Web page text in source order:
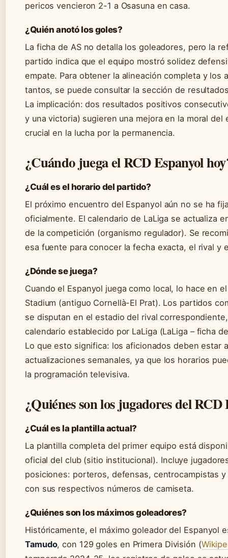
pericos vencieron 2-1 a Osasuna en casa.
¿Quién anotó los goles?
La ficha de AS no detalla los goleadores, pero la
partido indica que el equipo mostró solidez
empate. Para obtener la alineación completa y los
tantos, se puede consultar la sección de
La implicación: dos resultados positivos
y una victoria) sugieren una mejora en la moral del
crucial en la lucha por la permanencia.
¿Cuándo juega el RCD Espanyol
¿Cuál es el horario del partido?
El próximo encuentro del Espanyol aún no se ha
oficialmente. El calendario de LaLiga se actualiza
de la competición (organismo regulador). Se
esa fuente para conocer la fecha exacta, el rival y
¿Dónde se juega?
Cuando el Espanyol juega como local, lo hace en
Stadium (antiguo Cornellà-El Prat). Los partidos
se disputan en el estadio del rival
calendario establecido por LaLiga (LaLiga – ficha
Lo que esto significa: los aficionados deben estar
actualizaciones semanales, ya que los horarios
la programación televisiva.
¿Quiénes son los jugadores del RCD
¿Cuál es la plantilla actual?
La plantilla completa del primer equipo está
oficial del club (sitio institucional). Incluye
posiciones: porteros, defensas, centrocampistas
con sus respectivos números de camiseta.
¿Quiénes son los máximos goleadores?
Históricamente, el máximo goleador del Espanyol
Tamudo, con 129 goles en Primera División (